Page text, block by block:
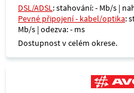
DSL/ADSL: stahování: - Mb/s |
Pevné připojení - kabel/optika:
Mb/s | odezva: - ms
Dostupnost v celém okrese.